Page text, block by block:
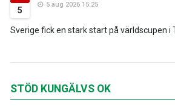
5
5 aug 2026 15:25
Sverige fick en stark start på världscupen i
STÖD KUNGÄLVS OK